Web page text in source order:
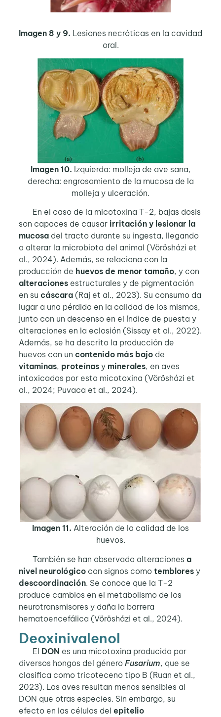
Imagen 8 y 9. Lesiones necróticas en la cavidad
oral.
Imagen 10. Izquierda: molleja de ave sana,
derecha: engrosamiento de la mucosa de la
molleja y ulceración.
En el caso de la micotoxina T-2, bajas dosis
son capaces de causar irritación y lesionar la
mucosadel tracto durante su ingesta, llegando
a alterar la microbiota del animal (Vörösházi et
al., 2024). Además, se relaciona con la
producción de huevos de menor tamaño, y con
alteraciones estructurales y de pigmentación
en su cáscara(Raj et al., 2023). Su consumo da
lugar a una pérdida en la calidad de los mismos,
junto con un descenso en el índice de puesta y
alteraciones en la eclosión (Sissay et al., 2022).
Además, se ha descrito la producción de
huevos con un contenido más bajode
vitaminas, proteínasy minerales, en aves
intoxicadas por esta micotoxina (Vörösházi et
al., 2024; Puvaca et al., 2024).
Imagen 11. Alteración de la calidad de los
huevos.
También se han observado alteraciones a
nivel neurológicocon signos como tembloresy
descoordinación. Se conoce que la T-2
produce cambios en el metabolismo de los
neurotransmisores y daña la barrera
hematoencefálica (Vörösházi et al., 2024).
Deoxinivalenol
El DON es una micotoxina producida por
diversos hongos del género Fusarium, que se
clasifica como tricoteceno tipo B (Ruan et al.,
2023). Las aves resultan menos sensibles al
DON que otras especies. Sin embargo, su
efecto en las células del epitelio